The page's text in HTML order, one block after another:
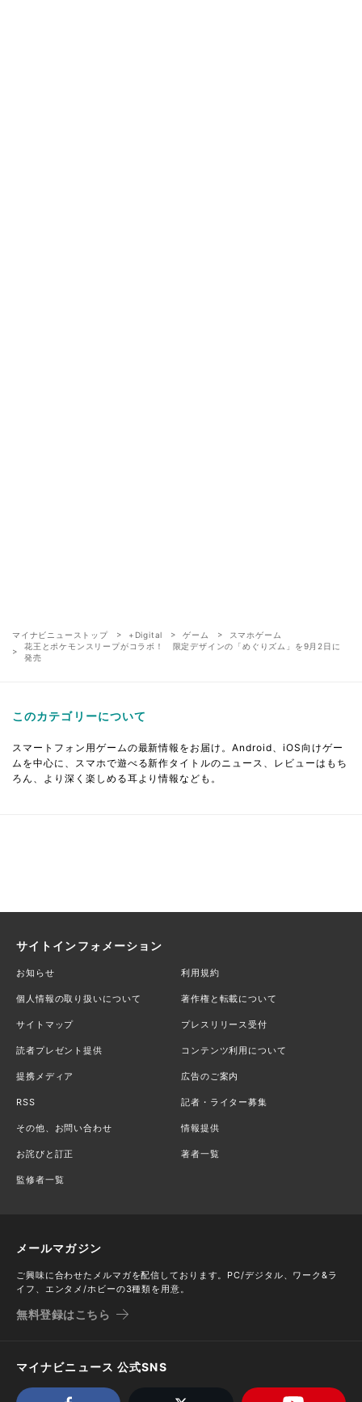
マイナビニューストップ +Digital ゲーム
スマホゲーム
花王とポケモンスリープがコラボ！ 限定デザインの「めぐりズム」を9月2日に
発売
このカテゴリーについて
スマートフォン用ゲームの最新情報をお届け。Android、iOS向けゲー
ムを中心に、スマホで遊べる新作タイトルのニュース、レビューはもち
ろん、より深く楽しめる耳より情報なども。
サイトインフォメーション
お知らせ 利用規約
個人情報の取り扱いについて 著作権と転載について
サイトマップ プレスリリース受付
読者プレゼント提供 コンテンツ利用について
提携メディア 広告のご案内
RSS 記者・ライター募集
その他、お問い合わせ 情報提供
お詫びと訂正 著者一覧
監修者一覧
メールマガジン
ご興味に合わせたメルマガを配信しております。PC/デジタル、ワーク&ラ
イフ、エンタメ/ホビーの3種類を用意。
無料登録はこちら
マイナビニュース 公式SNS